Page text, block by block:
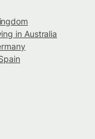
in Australia